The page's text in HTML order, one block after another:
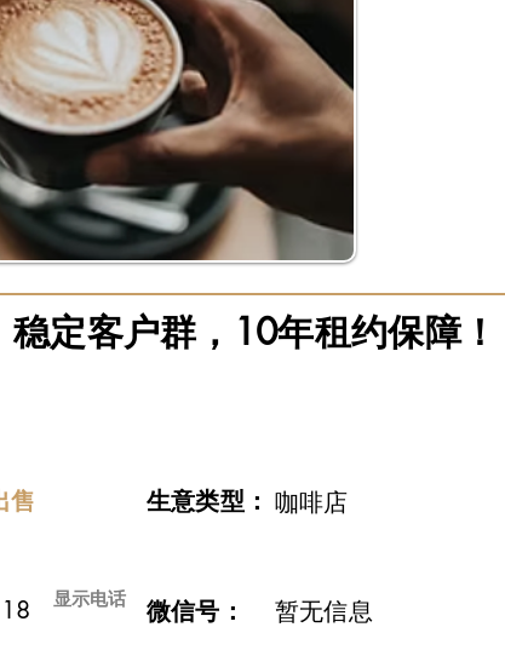
定客户群，10年租约保障！
售 ​生意类型： 咖啡店
显示电话 微信号： 暂无信息